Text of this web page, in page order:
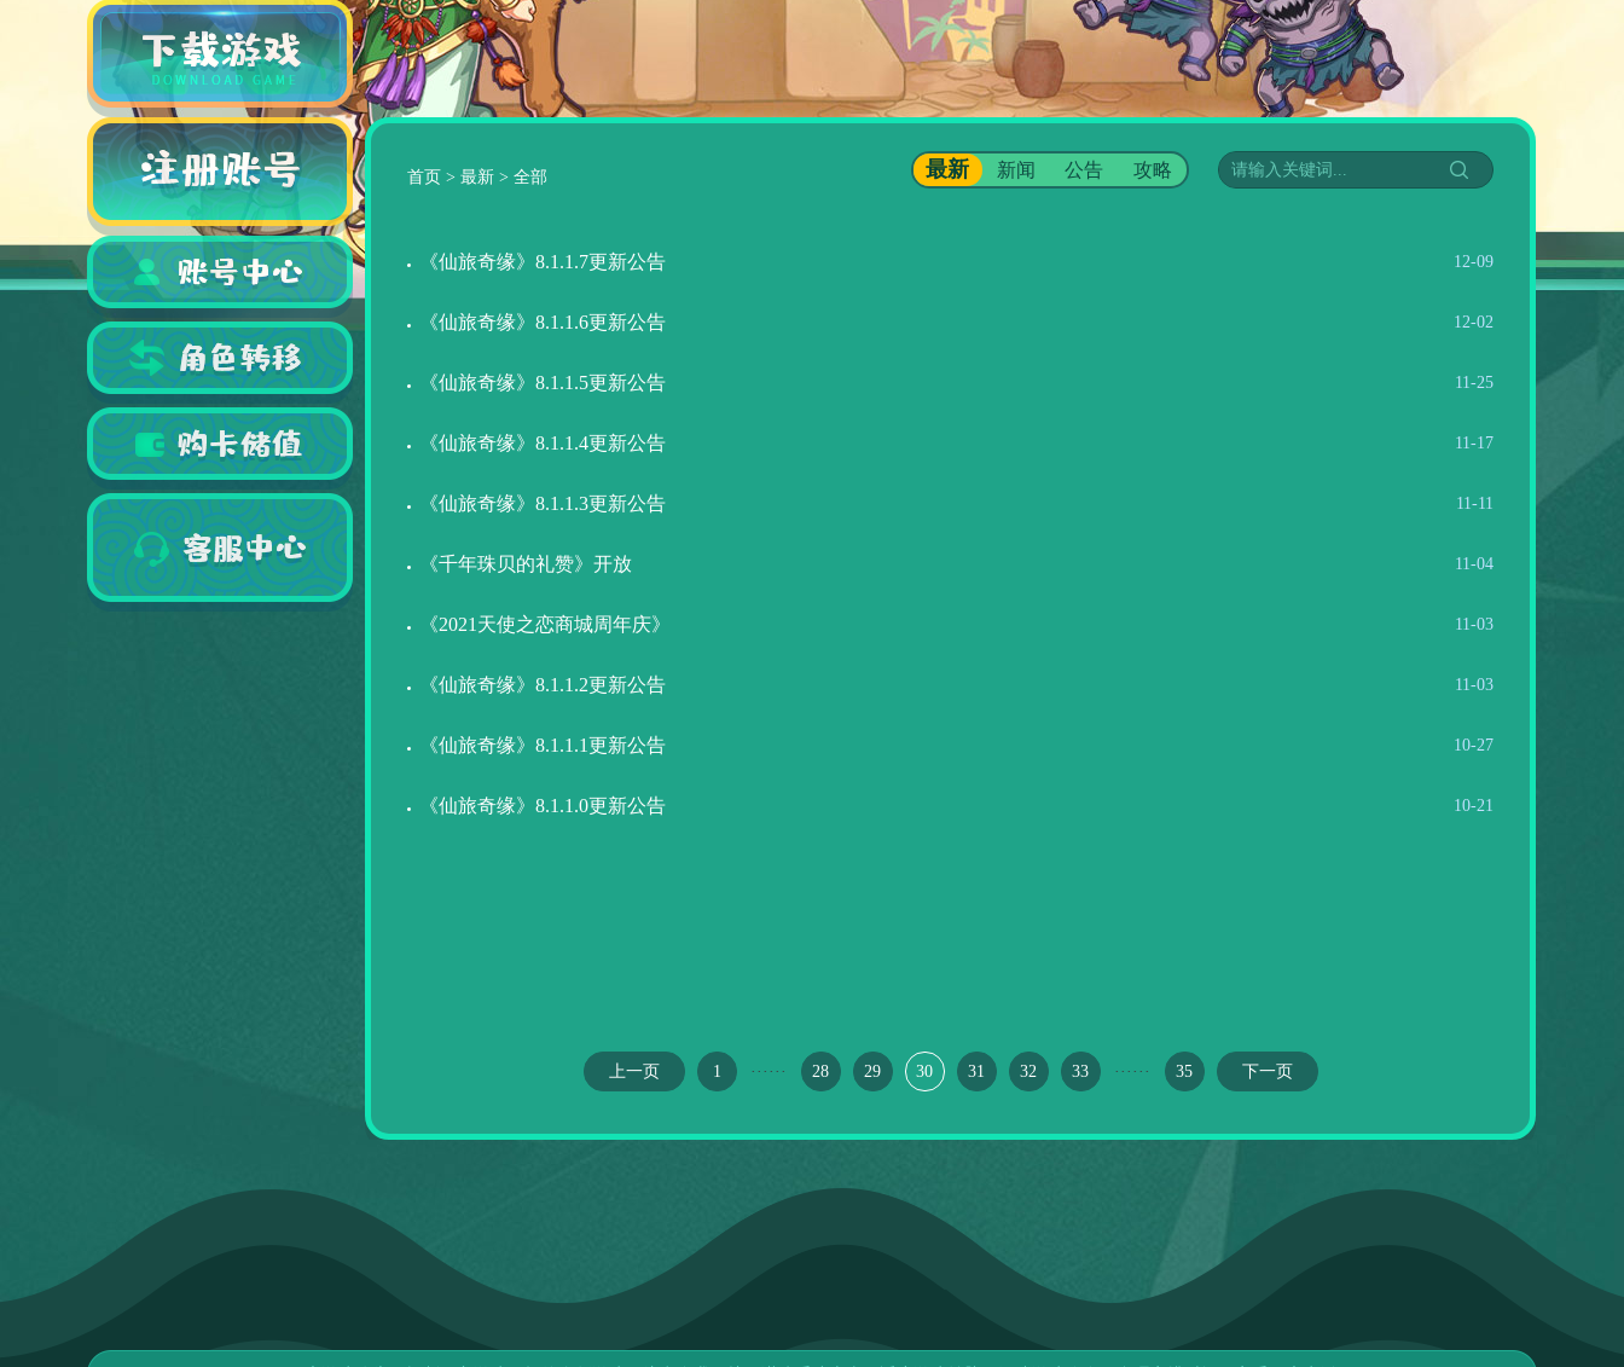
首页 > 最新 > 全部 最新 新闻 公告 攻略
《仙旅奇缘》8.1.1.7更新公告 12-09
《仙旅奇缘》8.1.1.6更新公告 12-02
《仙旅奇缘》8.1.1.5更新公告 11-25
《仙旅奇缘》8.1.1.4更新公告 11-17
《仙旅奇缘》8.1.1.3更新公告 11-11
《千年珠贝的礼赞》开放 11-04
《2021天使之恋商城周年庆》 11-03
《仙旅奇缘》8.1.1.2更新公告 11-03
《仙旅奇缘》8.1.1.1更新公告 10-27
《仙旅奇缘》8.1.1.0更新公告 10-21
上一页 1 ······ 28 29 30 31 32 33 ······ 35 下一页